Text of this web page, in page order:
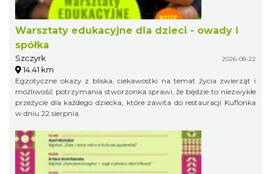
Warsztaty edukacyjne dla dzieci - owady i
spółka
Szczyrk 2026-08-22
14.41 km
Egzotyczne okazy z bliska, ciekawostki na temat życia zwierząt i
możliwość potrzymania stworzonka sprawi, że będzie to niezwykłe
przeżycie dla każdego dziecka, które zawita do restauracji Kuflonka
w dniu 22 sierpnia.